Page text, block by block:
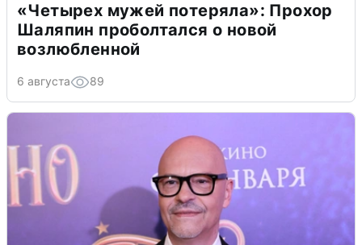
«Четырех мужей потеряла»: Прохор
Шаляпин проболтался о новой
возлюбленной
6 августа 89